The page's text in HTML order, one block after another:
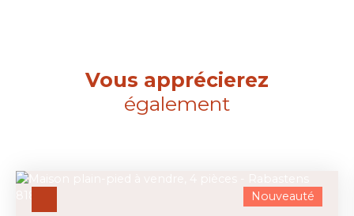
Vous apprécierez
également
Nouveauté